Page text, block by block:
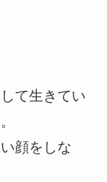
て生きてい
顔をしな